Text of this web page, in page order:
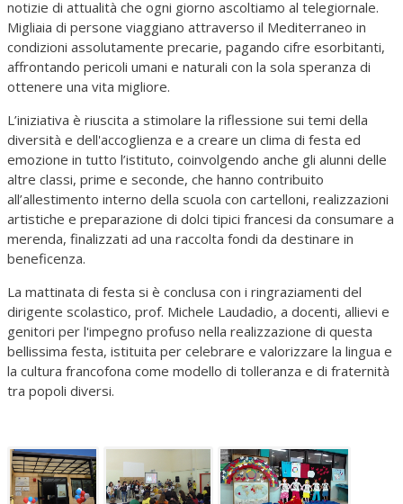
notizie di attualità che ogni giorno ascoltiamo al telegiornale.
Migliaia di persone viaggiano attraverso il Mediterraneo in
condizioni assolutamente precarie, pagando cifre esorbitanti,
affrontando pericoli umani e naturali con la sola speranza di
ottenere una vita migliore.
L’iniziativa è riuscita a stimolare la riflessione sui temi della
diversità e dell'accoglienza e a creare un clima di festa ed
emozione in tutto l’istituto, coinvolgendo anche gli alunni delle
altre classi, prime e seconde, che hanno contribuito
all’allestimento interno della scuola con cartelloni, realizzazioni
artistiche e preparazione di dolci tipici francesi da consumare a
merenda, finalizzati ad una raccolta fondi da destinare in
beneficenza.
La mattinata di festa si è conclusa con i ringraziamenti del
dirigente scolastico, prof. Michele Laudadio, a docenti, allievi e
genitori per l'impegno profuso nella realizzazione di questa
bellissima festa, istituita per celebrare e valorizzare la lingua e
la cultura francofona come modello di tolleranza e di fraternità
tra popoli diversi.